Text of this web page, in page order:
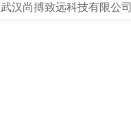
武汉尚搏致远科技有限公司